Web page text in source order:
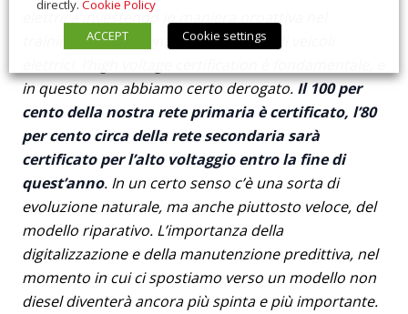
elettrica investendo in maniera proattiva nel
training. Nel momento in cui si parla di veicoli
in questo non abbiamo certo derogato.Il 100 per
cento della nostra rete primaria è certificato, l’80
per cento circa della rete secondaria sarà
certificato per l’alto voltaggio entro la fine di
quest’anno. In un certo senso c’è una sorta di
evoluzione naturale, ma anche piuttosto veloce, del
modello riparativo. L’importanza della
digitalizzazione e della manutenzione predittiva, nel
momento in cui ci spostiamo verso un modello non
diesel diventerà ancora più spinta e più importante.
directly. Cookie Policy
ACCEPT
Cookie settings